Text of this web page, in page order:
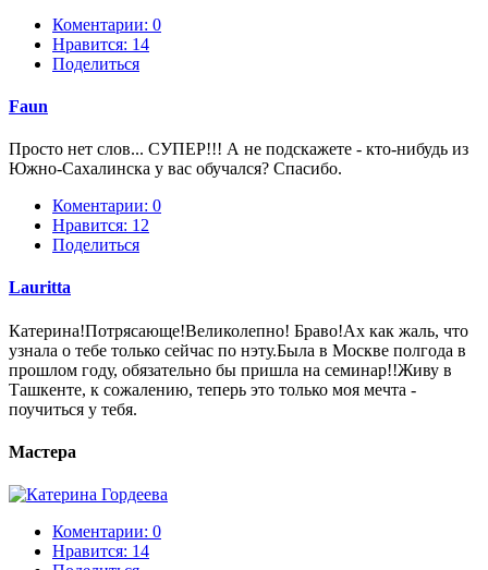
Коментарии: 0
Нравится: 14
Поделиться
Faun
Просто нет слов... СУПЕР!!! А не подскажете - кто-нибудь из
Южно-Сахалинска у вас обучался? Спасибо.
Коментарии: 0
Нравится: 12
Поделиться
Lauritta
Катерина!Потрясающе!Великолепно! Браво!Ах как жаль, что
узнала о тебе только сейчас по нэту.Была в Москве полгода в
прошлом году, обязательно бы пришла на семинар!!Живу в
Ташкенте, к сожалению, теперь это только моя мечта -
поучиться у тебя.
Мастера
Коментарии: 0
Нравится: 14